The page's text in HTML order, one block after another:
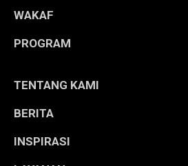
WAKAF
PROGRAM
TENTANG KAMI
BERITA
INSPIRASI